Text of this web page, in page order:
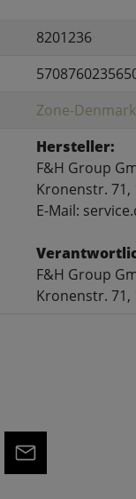
8201236
Zone-Denmark
Hersteller:
F&H Group
Kronenstr. 71,
E-Mail:
F&H Group
Kronenstr. 71,